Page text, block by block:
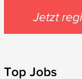
Jetzt
Top Jobs